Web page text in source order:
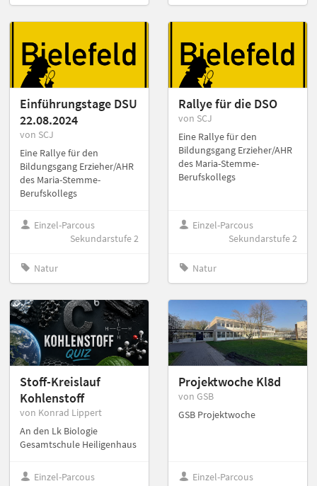
Einführungstage DSU
22.08.2024
von SCJ
Eine Rallye für den
Bildungsgang Erzieher/AHR
des Maria-Stemme-
Berufskollegs
Einzel-Parcous
Sekundarstufe 2
Natur
Rallye für die DSO
von SCJ
Eine Rallye für den
Bildungsgang Erzieher/AHR
des Maria-Stemme-
Berufskollegs
Einzel-Parcous
Sekundarstufe 2
Natur
Stoff-Kreislauf
Kohlenstoff
von Konrad Lippert
An den Lk Biologie
Gesamtschule Heiligenhaus
Einzel-Parcous
Projektwoche Kl8d
von GSB
GSB Projektwoche
Einzel-Parcous